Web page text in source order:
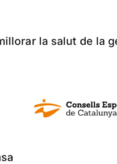
la salut de la